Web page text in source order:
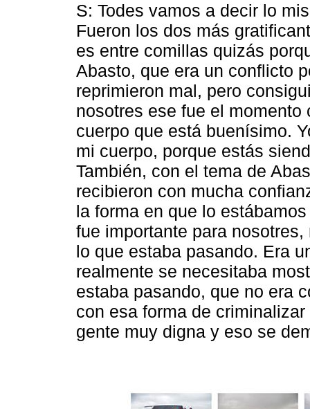
S: Todes vamos a decir lo
Fueron los dos más
es entre comillas quizás
Abasto, que era un conflicto
reprimieron mal, pero
nosotres ese fue el
cuerpo que está buenísimo.
mi cuerpo, porque estás
También, con el tema de
recibieron con mucha
la forma en que lo
fue importante para
lo que estaba pasando. Era
realmente se necesitaba
estaba pasando, que no era
con esa forma de
gente muy digna y eso se